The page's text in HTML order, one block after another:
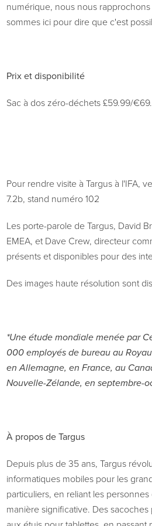
numérique, nous nous
sommes ici pour dire que c'est
Prix et disponibilité
Sac à dos zéro-déchets £59.99/
Pour rendre visite à Targus à l'IFA,
7.2b, stand numéro 102
Les porte-parole de Targus, David
EMEA, et Dave Crew, directeur
présents et disponibles pour des
Des images haute résolution sont
*Une étude mondiale menée par
000 employés de bureau au
en Allemagne, en France, au
Nouvelle-Zélande, en septembre-
À propos de Targus
Depuis plus de 35 ans, Targus
informatiques mobiles pour les
particuliers, en reliant les
manière significative. Des